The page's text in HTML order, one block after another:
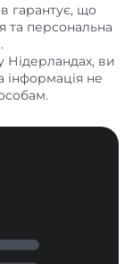
гарантує, що
та персональна
ви
не